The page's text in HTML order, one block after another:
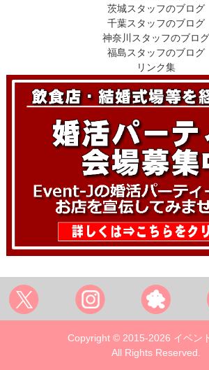
茨城スタッフのブログ
千葉スタッフのブログ
神奈川スタッフのブログ
福島スタッフのブログ
リンク集
Copyright © 2015-2026 イベン
All Rights Reserved.